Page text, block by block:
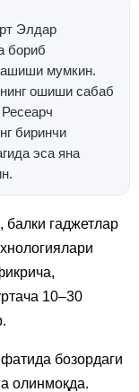
Элдар
бориб
мумкин.
ошиши сабаб
биринчи
эса яна
гаджетлар
10–30
бозордаги
олинмоқда.